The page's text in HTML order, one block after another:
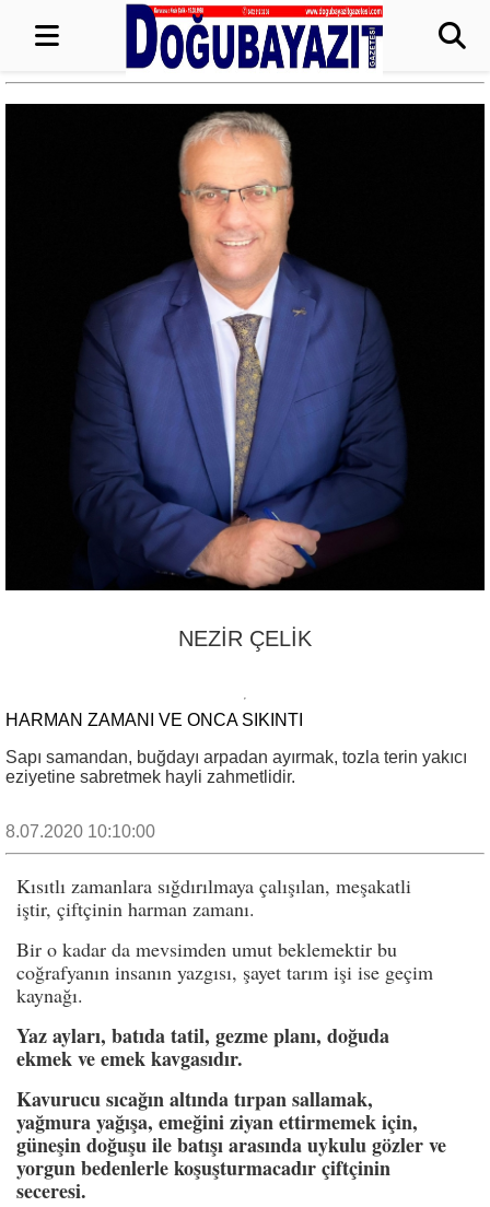
NEZİR ÇELİK
HARMAN ZAMANI VE ONCA SIKINTI
Sapı samandan, buğdayı arpadan ayırmak, tozla terin yakıcı
eziyetine sabretmek hayli zahmetlidir.
8.07.2020 10:10:00
Kısıtlı zamanlara sığdırılmaya çalışılan, meşakatli
iştir, çiftçinin harman zamanı.
Bir o kadar da mevsimden umut beklemektir bu
coğrafyanın insanın yazgısı, şayet tarım işi ise geçim
kaynağı.
Yaz ayları, batıda tatil, gezme planı, doğuda
ekmek ve emek kavgasıdır.
Kavurucu sıcağın altında tırpan sallamak,
yağmura yağışa, emeğini ziyan ettirmemek için,
güneşin doğuşu ile batışı arasında uykulu gözler ve
yorgun bedenlerle koşuşturmacadır çiftçinin
seceresi.